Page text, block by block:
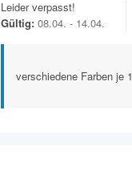
Leider verpasst!
Gültig: 08.04. - 14.04.
verschiedene Farben je